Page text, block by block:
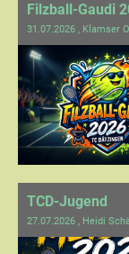
Filzball-Gaudi
31.07.2026 , Klamser
TCD-Jugend
27.07.2026 , Heidi